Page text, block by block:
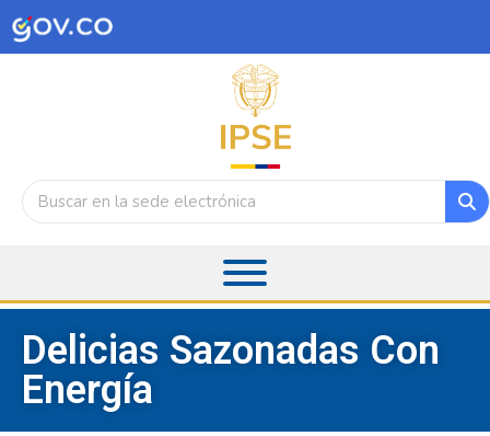
Delicias Sazonadas Con
Energía